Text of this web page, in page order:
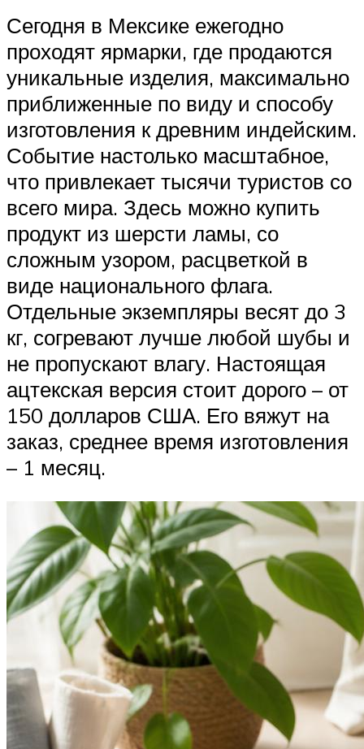
Сегодня в Мексике ежегодно
проходят ярмарки, где продаются
уникальные изделия, максимально
приближенные по виду и способу
изготовления к древним индейским.
Событие настолько масштабное,
что привлекает тысячи туристов со
всего мира. Здесь можно купить
продукт из шерсти ламы, со
сложным узором, расцветкой в
виде национального флага.
Отдельные экземпляры весят до 3
кг, согревают лучше любой шубы и
не пропускают влагу. Настоящая
ацтекская версия стоит дорого – от
150 долларов США. Его вяжут на
заказ, среднее время изготовления
– 1 месяц.